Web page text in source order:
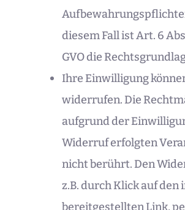
diesem Fall ist Art. 6 Abs.
GVO die
Ihre Einwilligung
widerrufen. Die
aufgrund der
Widerruf erfolgten
nicht berührt. Den
z.B. durch Klick auf den
bereitgestellten Link,